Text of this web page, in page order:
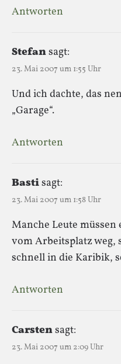
Antworten
Stefansagt:
23. Mai 2007 um 1:55 Uhr
Und ich dachte, das
„Garage“.
Antworten
Bastisagt:
23. Mai 2007 um 1:58 Uhr
Manche Leute
vom Arbeitsplatz weg,
schnell in die Karibik,
Antworten
Carstensagt:
23. Mai 2007 um 2:09 Uhr